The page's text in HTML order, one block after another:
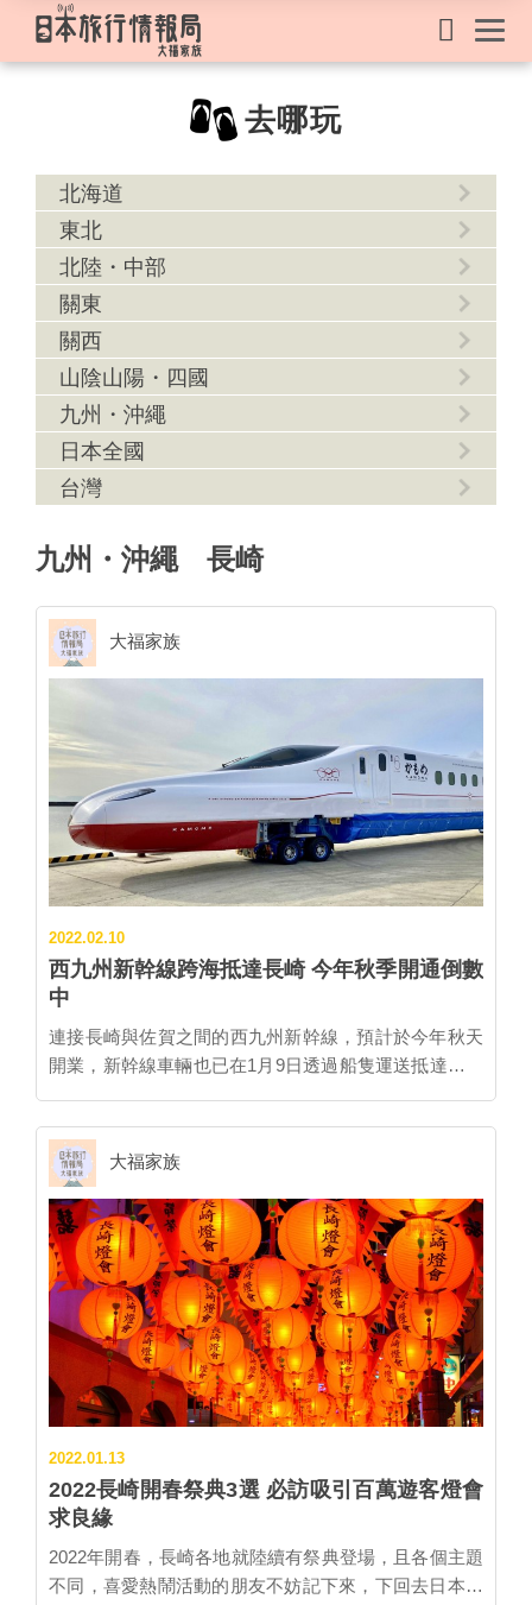
去哪玩
北海道
東北
北陸・中部
關東
關西
山陰山陽・四國
九州・沖繩
日本全國
台灣
九州・沖繩 長崎
大福家族
2022.02.10
西九州新幹線跨海抵達長崎 今年秋季開通倒數
中
連接長崎與佐賀之間的西九州新幹線，預計於今年秋天
開業，新幹線車輛也已在1月9日透過船隻運送抵達長崎
西九州新幹線開通後，從博多至長崎將比現行縮短約30
分鐘，僅需1小時20分鐘就可抵達。 ▲從山口縣透過海
上運送後抵達長崎縣川棚港的西九州新幹線列車，使用
起重機來卸貨。 西九州新幹線的列車被命名為「海鷗號
（かもめ）」，是繼承了1961年起運行於福岡與長崎間
的特急列車之名。列車以東海道‧山陽新幹線的最新型車
款「N700S」為基礎加以改裝，縮短成6節車廂、396個
座位，最高時速可達260公里。 ▲被運送至大村車輛基
地的西九州新幹線，一路上吸引許多民眾前來參觀、拍
照。 海鷗號由設計豪華寢台列車「九州七星號」的大師
「水戶岡銳治」操刀，外觀以JR九州企業色彩的紅色作
人舒適、明亮、快樂又優美為主題，傳達出和洋折衷、
古典與摩登的組合，踏入車廂內不僅感到親切卻又有耳
目一新之感。 ▲西九州新幹線的外觀設計。 （圖片提
供：JR九州） ▲海鷗號指定席2號車的內裝。 （圖片
提供：JR九州） 西九州新幹線於長崎縣境內，將會停
大福家族
2022.01.13
2022長崎開春祭典3選 必訪吸引百萬遊客燈會
求良緣
2022年開春，長崎各地就陸續有祭典登場，且各個主題
不同，喜愛熱鬧活動的朋友不妨記下來，下回去日本就